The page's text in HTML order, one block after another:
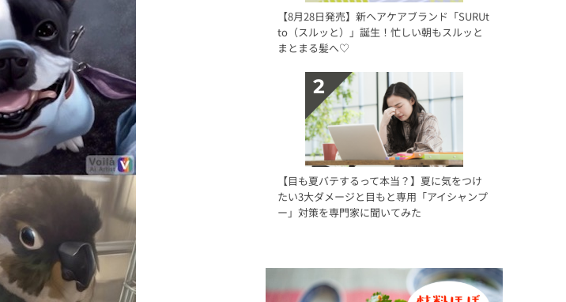
【8月28日発売】新ヘアケアブランド「SURUt
to（スルッと）」誕生！忙しい朝もスルッと
まとまる髪へ♡
【目も夏バテするって本当？】夏に気をつけ
たい3大ダメージと目もと専用「アイシャンプ
ー」対策を専門家に聞いてみた